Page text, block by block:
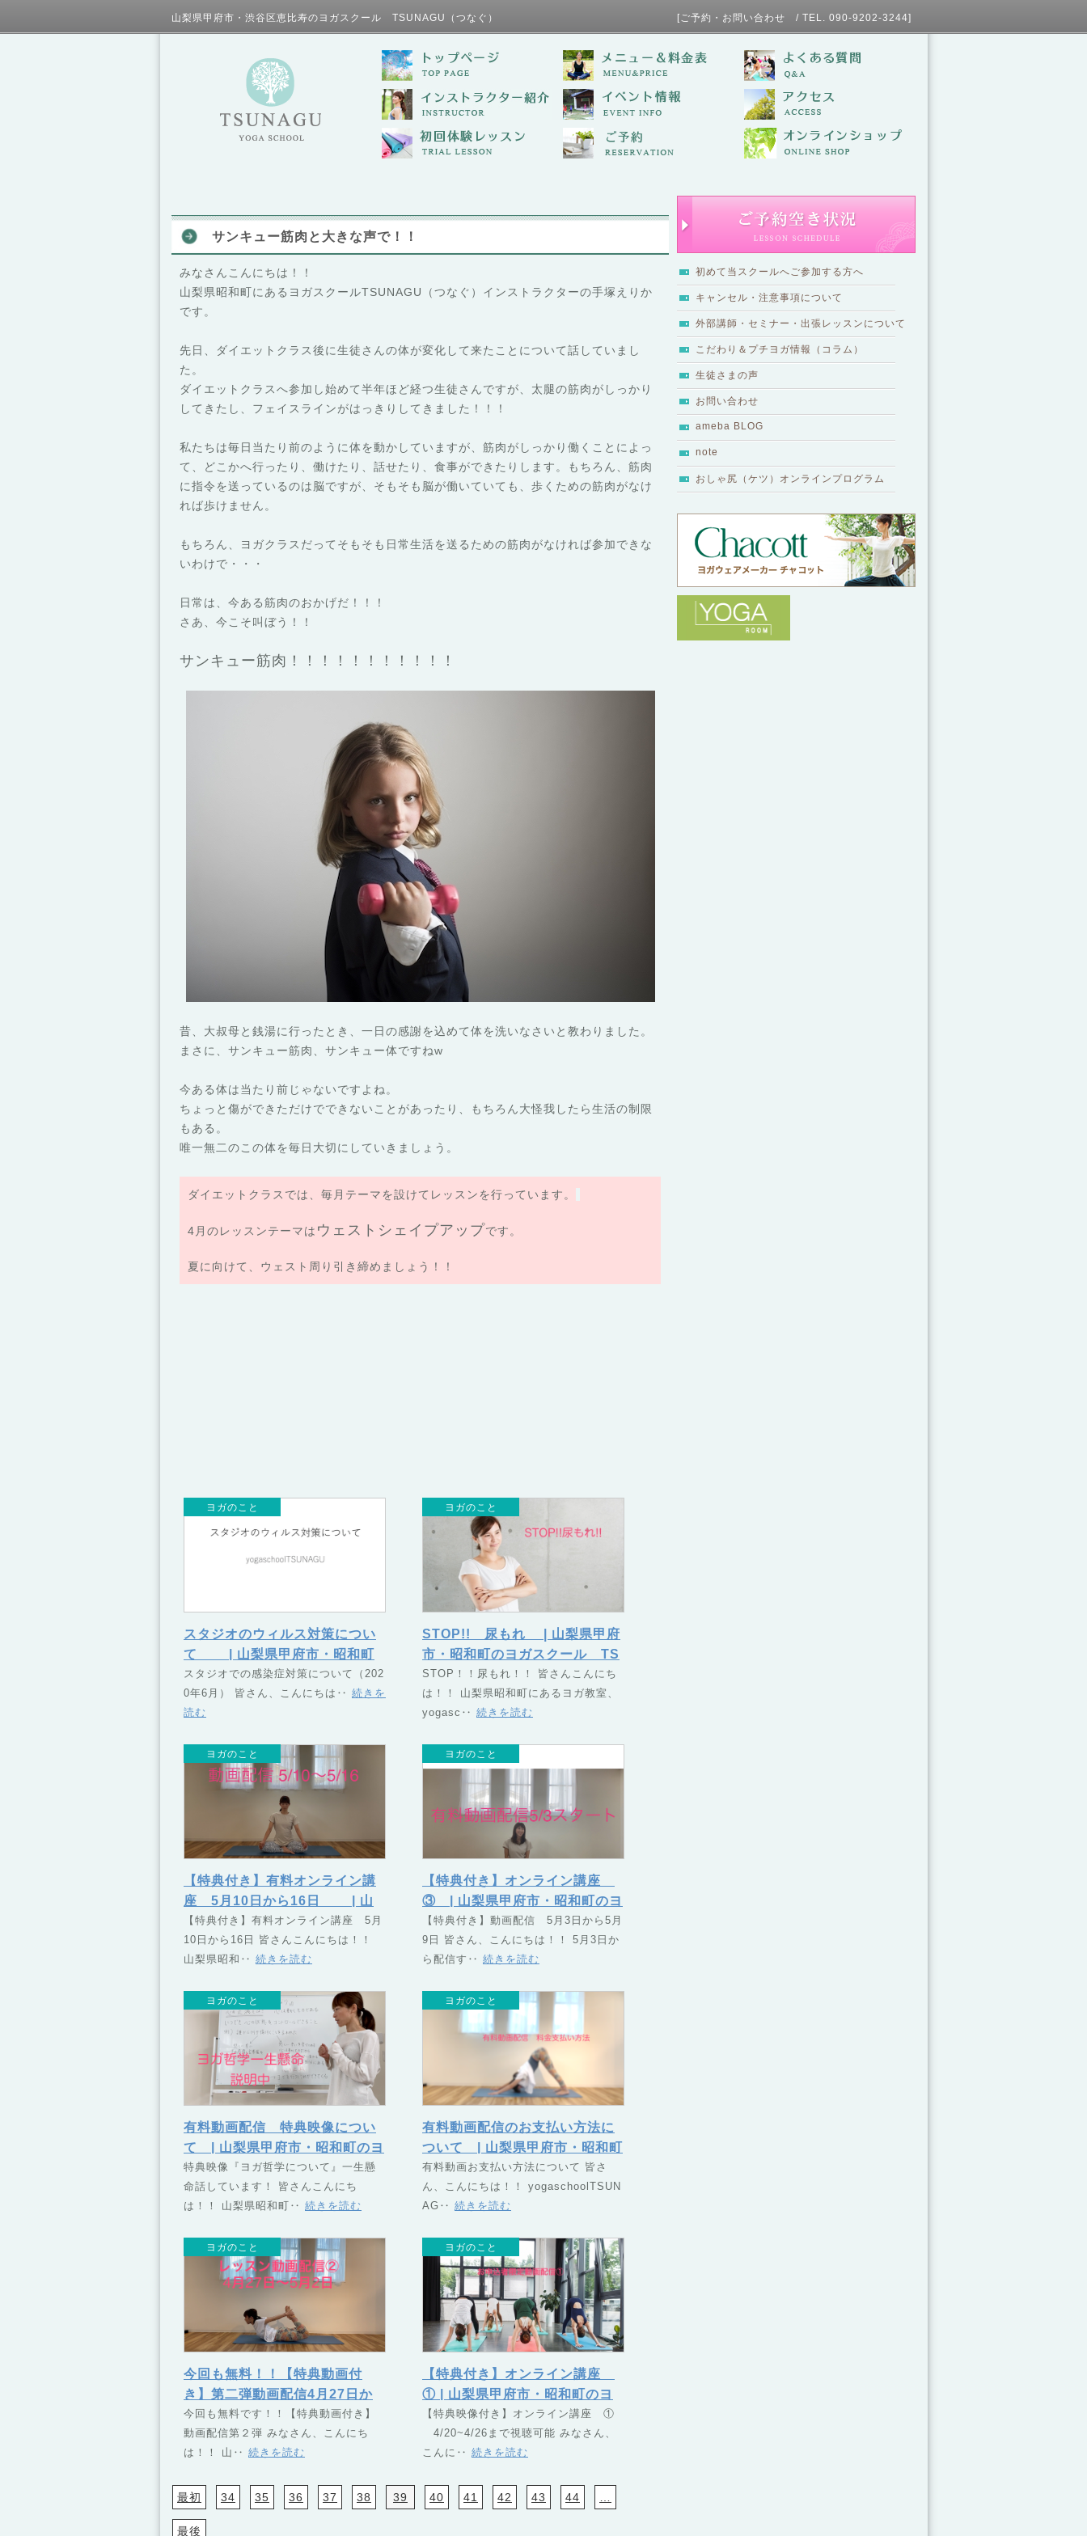
山梨県甲府市・渋谷区恵比寿のヨガスクール TSUNAGU（つなぐ） [ご予約・お問い合わせ / TEL. 090-9202-3244]
初めて当スクールへご参加する方へ
キャンセル・注意事項について
外部講師・セミナー・出張レッスンについて
こだわり＆プチヨガ情報（コラム）
生徒さまの声
お問い合わせ
ameba BLOG
note
おしゃ尻（ケツ）オンラインプログラム
サンキュー筋肉と大きな声で！！
みなさんこんにちは！！
山梨県昭和町にあるヨガスクールTSUNAGU（つなぐ）インストラクターの手塚えりか
です。
先日、ダイエットクラス後に生徒さんの体が変化して来たことについて話していまし
た。
ダイエットクラスへ参加し始めて半年ほど経つ生徒さんですが、太腿の筋肉がしっかり
してきたし、フェイスラインがはっきりしてきました！！！
私たちは毎日当たり前のように体を動かしていますが、筋肉がしっかり働くことによっ
て、どこかへ行ったり、働けたり、話せたり、食事ができたりします。もちろん、筋肉
に指令を送っているのは脳ですが、そもそも脳が働いていても、歩くための筋肉がなけ
れば歩けません。
もちろん、ヨガクラスだってそもそも日常生活を送るための筋肉がなければ参加できな
いわけで・・・
日常は、今ある筋肉のおかげだ！！！
さあ、今こそ叫ぼう！！
サンキュー筋肉！！！！！！！！！！！
昔、大叔母と銭湯に行ったとき、一日の感謝を込めて体を洗いなさいと教わりました。
まさに、サンキュー筋肉、サンキュー体ですねw
今ある体は当たり前じゃないですよね。
ちょっと傷ができただけでできないことがあったり、もちろん大怪我したら生活の制限
もある。
唯一無二のこの体を毎日大切にしていきましょう。
ダイエットクラスでは、毎月テーマを設けてレッスンを行っています。
4月のレッスンテーマは ウェストシェイプアップです。
夏に向けて、ウェスト周り引き締めましょう！！
ヨガのこと
スタジオのウィルス対策につい
て | 山梨県甲府市・昭和町
のヨガスクール TSUNAGU
（つなぐ）
スタジオでの感染症対策について（202
0年6月） 皆さん、こんにちは‥ 続きを
読む
ヨガのこと
STOP!! 尿もれ | 山梨県甲府
市・昭和町のヨガスクール TS
UNAGU（つなぐ）
STOP！！尿もれ！！ 皆さんこんにち
は！！ 山梨県昭和町にあるヨガ教室、
yogasc‥ 続きを読む
ヨガのこと
【特典付き】有料オンライン講
座 5月10日から16日 | 山
梨県甲府市・昭和町のヨガスク
ール TSUNAGU（つなぐ）
【特典付き】有料オンライン講座 5月
10日から16日 皆さんこんにちは！！
山梨県昭和‥ 続きを読む
ヨガのこと
【特典付き】オンライン講座
③ | 山梨県甲府市・昭和町のヨ
ガスクール TSUNAGU（つな
ぐ）
【特典付き】動画配信 5月3日から5月
9日 皆さん、こんにちは！！ 5月3日か
ら配信す‥ 続きを読む
ヨガのこと
有料動画配信 特典映像につい
て | 山梨県甲府市・昭和町のヨ
ガスクール TSUNAGU（つな
ぐ）
特典映像『ヨガ哲学について』一生懸
命話しています！ 皆さんこんにち
は！！ 山梨県昭和町‥ 続きを読む
ヨガのこと
有料動画配信のお支払い方法に
ついて | 山梨県甲府市・昭和町
のヨガスクール TSUNAGU
（つなぐ）
有料動画お支払い方法について 皆さ
ん、こんにちは！！ yogaschoolTSUN
AG‥ 続きを読む
ヨガのこと
今回も無料！！【特典動画付
き】第二弾動画配信4月27日か
ら5月3日 | 山梨県甲府市・昭
和町のヨガスクール TSUNAG
U（つなぐ）
今回も無料です！！【特典動画付き】
動画配信第２弾 みなさん、こんにち
は！！ 山‥ 続きを読む
ヨガのこと
【特典付き】オンライン講座
① | 山梨県甲府市・昭和町のヨ
ガスクール TSUNAGU（つな
ぐ）
【特典映像付き】オンライン講座 ①
4/20~4/26まで視聴可能 みなさん、
こんに‥ 続きを読む
最初 34 35 36 37 38 39 40 41 42 43 44
最後